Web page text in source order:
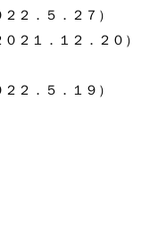
２．５．２７）
２１．１２．２０）
２．５．１９）